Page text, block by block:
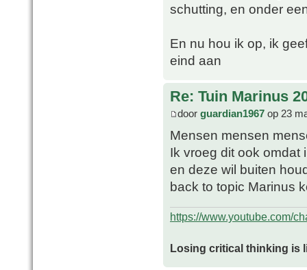
schutting, en onder
En nu hou ik op, ik
eind aan
Re: Tuin Marinus
door guardian1967 op 23
Mensen mensen
Ik vroeg dit ook omdat
en deze wil buiten
back to topic Marinus
https://www.youtube.com/
Losing critical thinking is